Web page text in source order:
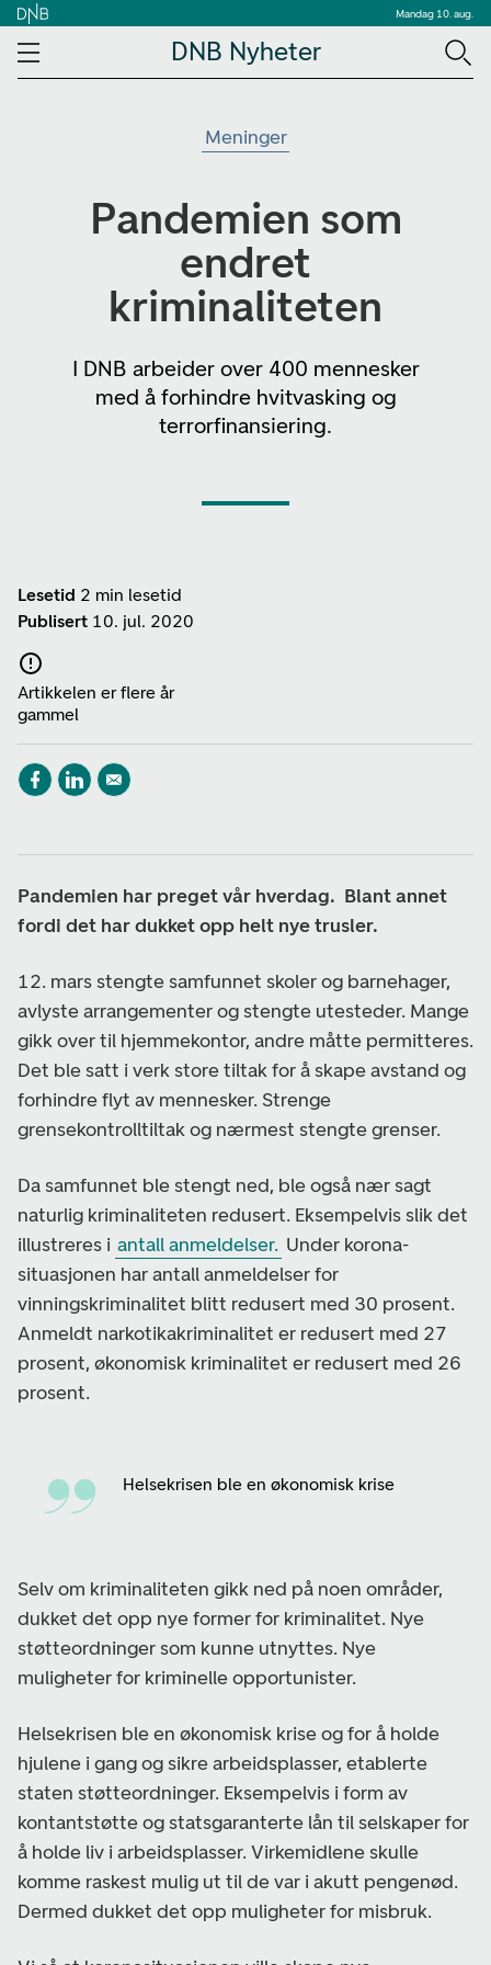
Mandag 10. aug.
DNB Nyheter
Meninger
Pandemien som
endret
kriminaliteten
I DNB arbeider over 400 mennesker
med å forhindre hvitvasking og
terrorfinansiering.
Lesetid 2 min lesetid
Publisert 10. jul. 2020
Artikkelen er flere år
gammel
Pandemien har preget vår hverdag. Blant annet
fordi det har dukket opp helt nye trusler.
12. mars stengte samfunnet skoler og barnehager,
avlyste arrangementer og stengte utesteder. Mange
gikk over til hjemmekontor, andre måtte permitteres.
Det ble satt i verk store tiltak for å skape avstand og
forhindre flyt av mennesker. Strenge
grensekontrolltiltak og nærmest stengte grenser.
Da samfunnet ble stengt ned, ble også nær sagt
naturlig kriminaliteten redusert. Eksempelvis slik det
illustreres i antall anmeldelser. Under korona-
situasjonen har antall anmeldelser for
vinningskriminalitet blitt redusert med 30 prosent.
Anmeldt narkotikakriminalitet er redusert med 27
prosent, økonomisk kriminalitet er redusert med 26
prosent.
Helsekrisen ble en økonomisk krise
Selv om kriminaliteten gikk ned på noen områder,
dukket det opp nye former for kriminalitet. Nye
støtteordninger som kunne utnyttes. Nye
muligheter for kriminelle opportunister.
Helsekrisen ble en økonomisk krise og for å holde
hjulene i gang og sikre arbeidsplasser, etablerte
staten støtteordninger. Eksempelvis i form av
kontantstøtte og statsgaranterte lån til selskaper for
å holde liv i arbeidsplasser. Virkemidlene skulle
komme raskest mulig ut til de var i akutt pengenød.
Dermed dukket det opp muligheter for misbruk.